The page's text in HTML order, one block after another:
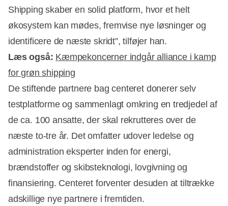
Shipping skaber en solid platform, hvor et helt
økosystem kan mødes, fremvise nye løsninger og
identificere de næste skridt”, tilføjer han.
Læs også: Kæmpekoncerner indgår alliance i kamp
for grøn shipping
De stiftende partnere bag centeret donerer selv
testplatforme og sammenlagt omkring en tredjedel af
de ca. 100 ansatte, der skal rekrutteres over de
næste to-tre år. Det omfatter udover ledelse og
administration eksperter inden for energi,
brændstoffer og skibsteknologi, lovgivning og
finansiering. Centeret forventer desuden at tiltrække
adskillige nye partnere i fremtiden.